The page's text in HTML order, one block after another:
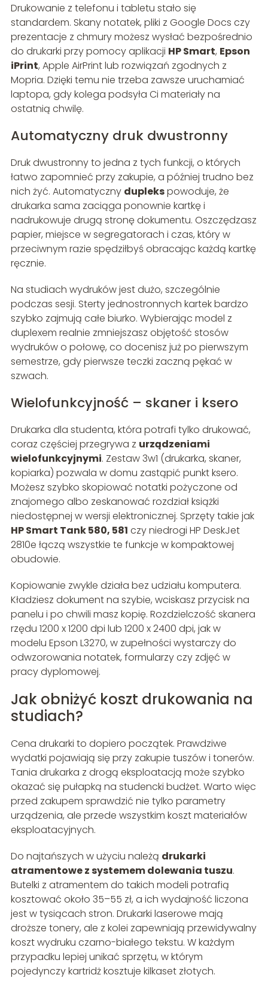
Drukowanie z telefonu i tabletu stało się
standardem. Skany notatek, pliki z Google Docs czy
prezentacje z chmury możesz wysłać bezpośrednio
do drukarki przy pomocy aplikacji HP Smart, Epson
iPrint, Apple AirPrint lub rozwiązań zgodnych z
Mopria. Dzięki temu nie trzeba zawsze uruchamiać
laptopa, gdy kolega podsyła Ci materiały na
ostatnią chwilę.
Automatyczny druk dwustronny
Druk dwustronny to jedna z tych funkcji, o których
łatwo zapomnieć przy zakupie, a później trudno bez
nich żyć. Automatyczny duplekspowoduje, że
drukarka sama zaciąga ponownie kartkę i
nadrukowuje drugą stronę dokumentu. Oszczędzasz
papier, miejsce w segregatorach i czas, który w
przeciwnym razie spędziłbyś obracając każdą kartkę
ręcznie.
Na studiach wydruków jest dużo, szczególnie
podczas sesji. Sterty jednostronnych kartek bardzo
szybko zajmują całe biurko. Wybierając model z
duplexem realnie zmniejszasz objętość stosów
wydruków o połowę, co docenisz już po pierwszym
semestrze, gdy pierwsze teczki zaczną pękać w
szwach.
Wielofunkcyjność – skaner i ksero
Drukarka dla studenta, która potrafi tylko drukować,
coraz częściej przegrywa z urządzeniami
wielofunkcyjnymi. Zestaw 3w1 (drukarka, skaner,
kopiarka) pozwala w domu zastąpić punkt ksero.
Możesz szybko skopiować notatki pożyczone od
znajomego albo zeskanować rozdział książki
niedostępnej w wersji elektronicznej. Sprzęty takie jak
HP Smart Tank 580, 581 czy niedrogi HP DeskJet
2810e łączą wszystkie te funkcje w kompaktowej
obudowie.
Kopiowanie zwykle działa bez udziału komputera.
Kładziesz dokument na szybie, wciskasz przycisk na
panelu i po chwili masz kopię. Rozdzielczość skanera
rzędu 1200 x 1200 dpi lub 1200 x 2400 dpi, jak w
modelu Epson L3270, w zupełności wystarczy do
odwzorowania notatek, formularzy czy zdjęć w
pracy dyplomowej.
Jak obniżyć koszt drukowania na
studiach?
Cena drukarki to dopiero początek. Prawdziwe
wydatki pojawiają się przy zakupie tuszów i tonerów.
Tania drukarka z drogą eksploatacją może szybko
okazać się pułapką na studencki budżet. Warto więc
przed zakupem sprawdzić nie tylko parametry
urządzenia, ale przede wszystkim koszt materiałów
eksploatacyjnych.
Do najtańszych w użyciu należą drukarki
atramentowe z systemem dolewania tuszu.
Butelki z atramentem do takich modeli potrafią
kosztować około 35–55 zł, a ich wydajność liczona
jest w tysiącach stron. Drukarki laserowe mają
droższe tonery, ale z kolei zapewniają przewidywalny
koszt wydruku czarno-białego tekstu. W każdym
przypadku lepiej unikać sprzętu, w którym
pojedynczy kartridż kosztuje kilkaset złotych.